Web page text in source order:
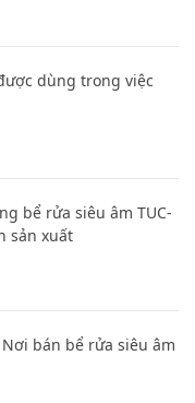
dùng trong việc
bể rửa siêu âm TUC-
sản xuất
bán bể rửa siêu âm